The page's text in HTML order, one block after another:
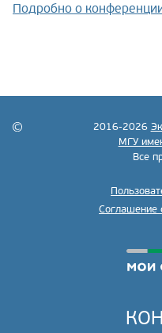
Подробно о
2016-2026
МГУ
Все
Соглашение